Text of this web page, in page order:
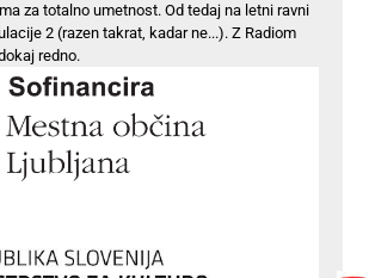
za totalno umetnost. Od tedaj na letni ravni
2 (razen takrat, kadar ne...). Z Radiom
redno.